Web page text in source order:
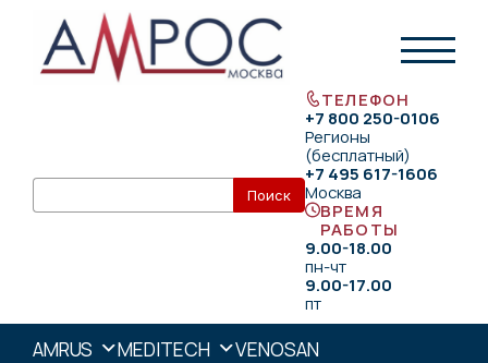
ТЕЛЕФОН
+7 800 250-0106
Регионы
(бесплатный)
+7 495 617-1606
Москва
ВРЕМЯ
РАБОТЫ
9.00-18.00
пн-чт
9.00-17.00
пт
AMRUS MEDITECH VENOSAN